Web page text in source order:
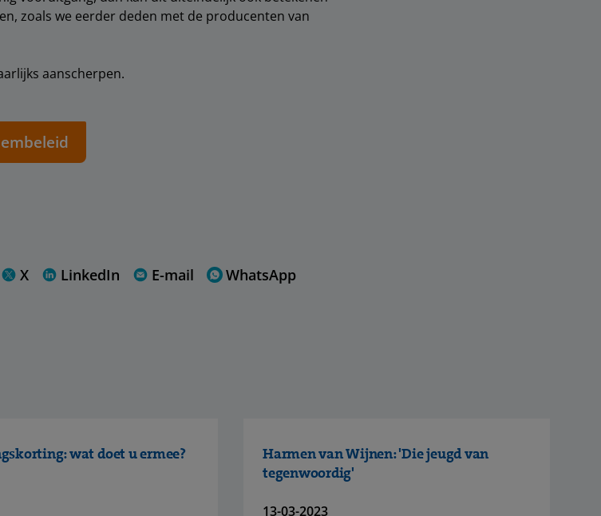
zoals we eerder deden met de producenten van
aanscherpen.
X LinkedIn E-mail WhatsApp
wat doet u ermee?
Harmen van Wijnen: 'Die jeugd van
tegenwoordig'
13-03-2023